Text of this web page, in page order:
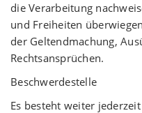
die Verarbeitung
und Freiheiten
der Geltendmachung,
Rechtsansprüchen.
Beschwerdestelle
Es besteht weiter